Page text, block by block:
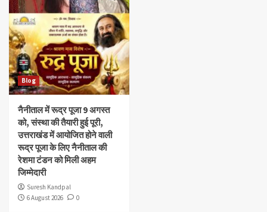
Blog
नैनीताल में रूद्र पूजा 9 अगस्त
को, संस्था की तैयारी हुई पूरी,
उत्तराखंड में आयोजित होने वाली
रूद्र पूजा के लिए नैनीताल की
रेशमा टंडन को मिली अहम
जिम्मेदारी
Suresh Kandpal
6 August 2026
0